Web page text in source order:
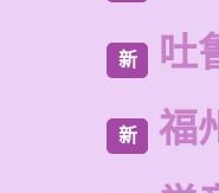
新 吐
新 福